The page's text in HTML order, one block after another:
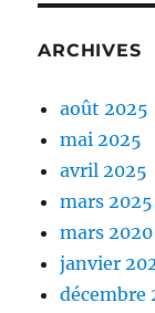
ARCHIVES
août 2025
mai 2025
avril 2025
mars 2025
mars 2020
janvier
décembre